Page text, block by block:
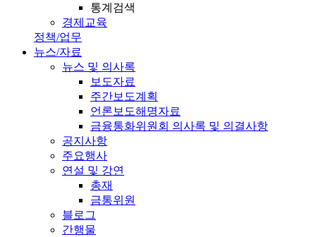
통계검색
경제교육
정책/업무
뉴스/자료
뉴스 및 의사록
보도자료
주간보도계획
언론보도해명자료
금융통화위원회 의사록 및 의결사항
공지사항
주요행사
연설 및 강연
총재
금통위원
블로그
간행물